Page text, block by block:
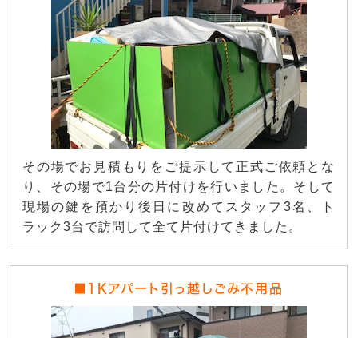
その場でお見積もりをご提示して正式ご依頼とな
り、その場で1台分の片付けを行いました。そして
現場の鍵を預かり後日に改めてスタッフ3名、ト
ラック3台で訪問して全て片付けてきました。
■1Kアパート引っ越しごみ不用品